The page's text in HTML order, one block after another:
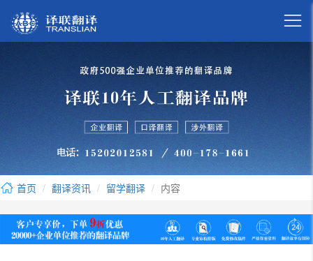

首页 翻译资讯 留学翻译 内容